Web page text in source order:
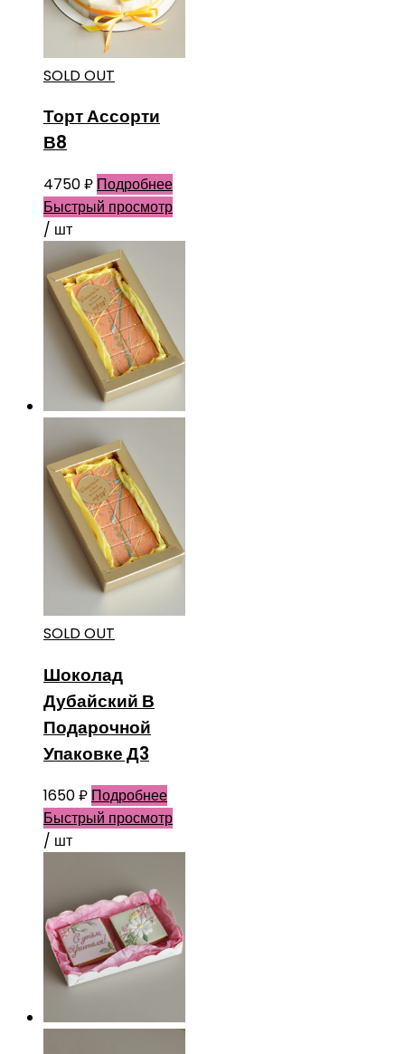
SOLD OUT
Торт Ассорти
В8
4750₽ Подробнее
Быстрый просмотр
/ шт
SOLD OUT
Шоколад
Дубайский В
Подарочной
Упаковке Д3
1650₽ Подробнее
Быстрый просмотр
/ шт